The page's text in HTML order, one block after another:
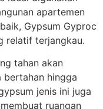
apartemen
Gypsum Gyproc
relatif terjangkau.
tahan akan
bertahan hingga
jenis ini juga
ruangan